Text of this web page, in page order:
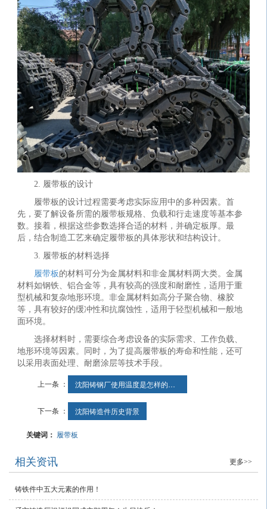
2. 履带板的设计
履带板的设计过程需要考虑实际应用中的多种因素。首
先，要了解设备所需的履带板规格、负载和行走速度等基本参
数。接着，根据这些参数选择合适的材料，并确定板厚。最
后，结合制造工艺来确定履带板的具体形状和结构设计。
3. 履带板的材料选择
履带板 的材料可分为金属材料和非金属材料两大类。金属
材料如钢铁、铝合金等，具有较高的强度和耐磨性，适用于重
型机械和复杂地形环境。非金属材料如高分子聚合物、橡胶
等，具有较好的缓冲性和抗腐蚀性，适用于轻型机械和一般地
面环境。
选择材料时，需要综合考虑设备的实际需求、工作负载、
地形环境等因素。同时，为了提高履带板的寿命和性能，还可
以采用表面处理、耐磨涂层等技术手段。
上一条 ： 沈阳铸钢厂使用温度是怎样的呢？
下一条 ： 沈阳铸造件历史背景
关键词： 履带板
相关资讯 更多>>
铸铁件中五大元素的作用！